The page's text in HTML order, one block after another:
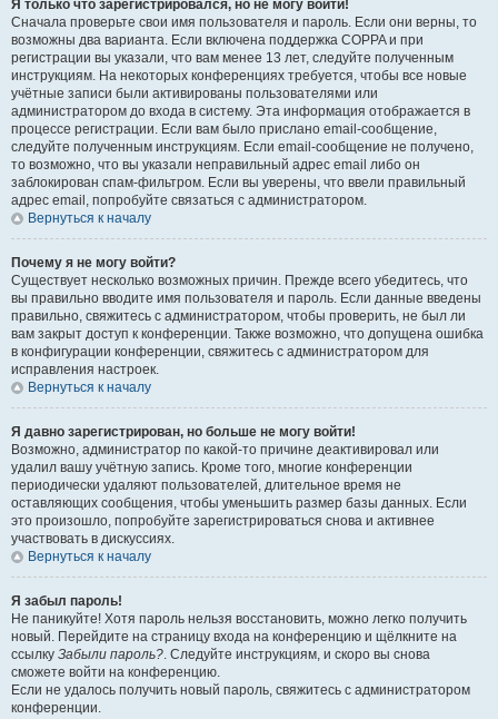
Я только что зарегистрировался, но не могу войти!
Сначала проверьте свои имя пользователя и пароль. Если они верны, то
возможны два варианта. Если включена поддержка COPPA и при
регистрации вы указали, что вам менее 13 лет, следуйте полученным
инструкциям. На некоторых конференциях требуется, чтобы все новые
учётные записи были активированы пользователями или
администратором до входа в систему. Эта информация отображается в
процессе регистрации. Если вам было прислано email-сообщение,
следуйте полученным инструкциям. Если email-сообщение не получено,
то возможно, что вы указали неправильный адрес email либо он
заблокирован спам-фильтром. Если вы уверены, что ввели правильный
адрес email, попробуйте связаться с администратором.
Вернуться к началу
Почему я не могу войти?
Существует несколько возможных причин. Прежде всего убедитесь, что
вы правильно вводите имя пользователя и пароль. Если данные введены
правильно, свяжитесь с администратором, чтобы проверить, не был ли
вам закрыт доступ к конференции. Также возможно, что допущена ошибка
в конфигурации конференции, свяжитесь с администратором для
исправления настроек.
Вернуться к началу
Я давно зарегистрирован, но больше не могу войти!
Возможно, администратор по какой-то причине деактивировал или
удалил вашу учётную запись. Кроме того, многие конференции
периодически удаляют пользователей, длительное время не
оставляющих сообщения, чтобы уменьшить размер базы данных. Если
это произошло, попробуйте зарегистрироваться снова и активнее
участвовать в дискуссиях.
Вернуться к началу
Я забыл пароль!
Не паникуйте! Хотя пароль нельзя восстановить, можно легко получить
новый. Перейдите на страницу входа на конференцию и щёлкните на
ссылку Забыли пароль?. Следуйте инструкциям, и скоро вы снова
сможете войти на конференцию.
Если не удалось получить новый пароль, свяжитесь с администратором
конференции.